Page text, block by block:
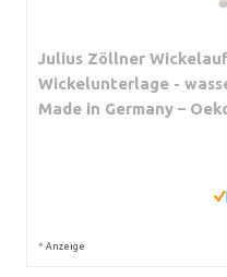
Julius Zöllner
Wickelunterlage -
Made in Germany –
* Anzeige